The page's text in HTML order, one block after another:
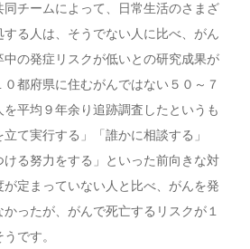
同チームによって、日常生活のさまざ
る人は、そうでない人に比べ、がん
の発症リスクが低いとの研究成果が
都府県に住むがんではない５０～７
を平均９年余り追跡調査したというも
て実行する」「誰かに相談する」
ける努力をする」といった前向きな対
定まっていない人と比べ、がんを発
ったが、がんで死亡するリスクが１
です。